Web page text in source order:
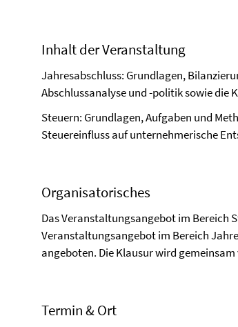
Inhalt der Veranstaltung
Jahresabschluss: Grundlagen,
Abschlussanalyse und -politik sowie die
Steuern: Grundlagen, Aufgaben und
Steuereinfluss auf unternehmerische
Organisatorisches
Das Veranstaltungsangebot im Bereich
Veranstaltungsangebot im Bereich
angeboten. Die Klausur wird
Termin & Ort